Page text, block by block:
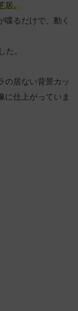
居。
喋るだけで、動く
た。
の居ない背景カッ
に仕上がっていま